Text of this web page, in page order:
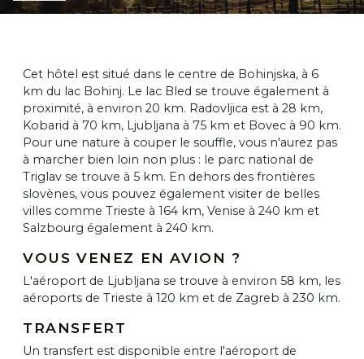
Cet hôtel est situé dans le centre de Bohinjska, à 6
km du lac Bohinj. Le lac Bled se trouve également à
proximité, à environ 20 km. Radovljica est à 28 km,
Kobarid à 70 km, Ljubljana à 75 km et Bovec à 90 km.
Pour une nature à couper le souffle, vous n'aurez pas
à marcher bien loin non plus : le parc national de
Triglav se trouve à 5 km. En dehors des frontières
slovènes, vous pouvez également visiter de belles
villes comme Trieste à 164 km, Venise à 240 km et
Salzbourg également à 240 km.
VOUS VENEZ EN AVION ?
L'aéroport de Ljubljana se trouve à environ 58 km, les
aéroports de Trieste à 120 km et de Zagreb à 230 km.
TRANSFERT
Un transfert est disponible entre l'aéroport de